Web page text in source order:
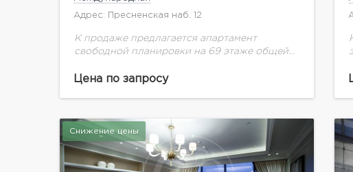
Адрес: Пресненская наб. 12
К продаже предлагается апартамент
свободной планировки на 69 этаже общей
высокое здание в Европе в составе
Цена по запросу
Снижение цены